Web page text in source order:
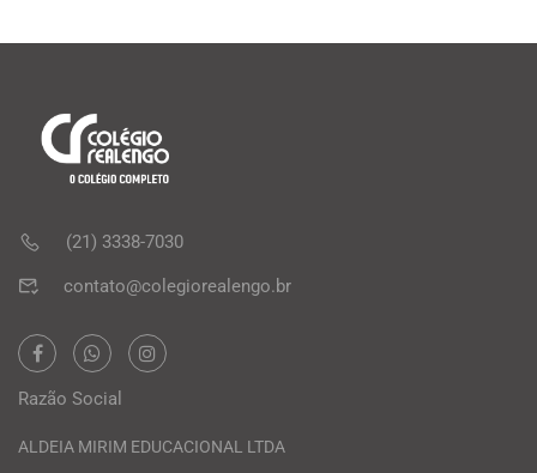
(21) 3338-7030
contato@colegiorealengo.br
Razão Social
ALDEIA MIRIM EDUCACIONAL LTDA